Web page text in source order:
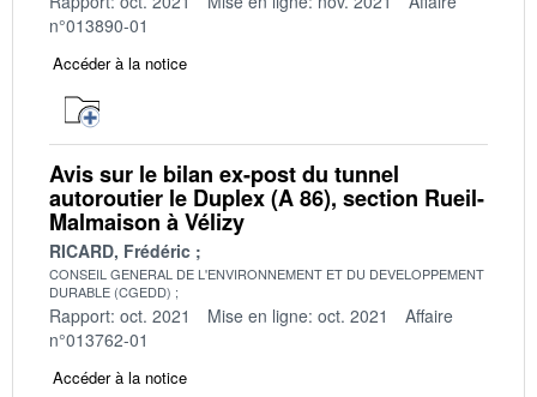
n°013890-01
Accéder à la notice
Avis sur le bilan ex-post du tunnel
autoroutier le Duplex (A 86), section Rueil-
Malmaison à Vélizy
RICARD, Frédéric
CONSEIL GENERAL DE L'ENVIRONNEMENT ET DU DEVELOPPEMENT
DURABLE (CGEDD)
Rapport: oct. 2021 Mise en ligne: oct. 2021
Affaire
n°013762-01
Accéder à la notice